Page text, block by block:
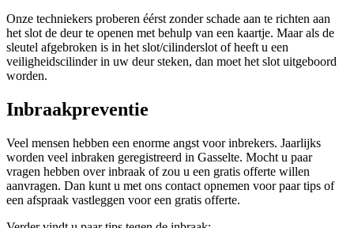
Onze techniekers proberen éérst zonder schade aan te richten aan
het slot de deur te openen met behulp van een kaartje. Maar als de
sleutel afgebroken is in het slot/cilinderslot of heeft u een
veiligheidscilinder in uw deur steken, dan moet het slot uitgeboord
worden.
Inbraakpreventie
Veel mensen hebben een enorme angst voor inbrekers. Jaarlijks
worden veel inbraken geregistreerd in Gasselte. Mocht u paar
vragen hebben over inbraak of zou u een gratis offerte willen
aanvragen. Dan kunt u met ons contact opnemen voor paar tips of
een afspraak vastleggen voor een gratis offerte.